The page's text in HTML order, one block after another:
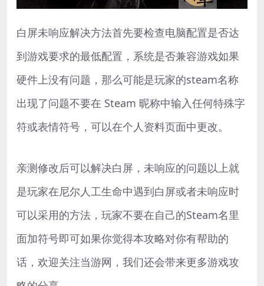
白屏未响应解决方法首先要检查电脑配置是否达
到游戏要求的最低配置，系统是否兼容游戏如果
硬件上没有问题，那么可能是玩家的steam名称
出现了问题不要在 Steam 昵称中输入任何特殊字
符或表情符号，可以在个人资料页面中更改。
亲测修改后可以解决白屏，未响应的问题以上就
是玩家在尼尔人工生命中遇到白屏或者未响应时
可以采用的方法，玩家不要在自己的Steam名里
面加符号即可如果你觉得本攻略对你有帮助的
话，欢迎关注当游网，我们还会带来更多游戏攻